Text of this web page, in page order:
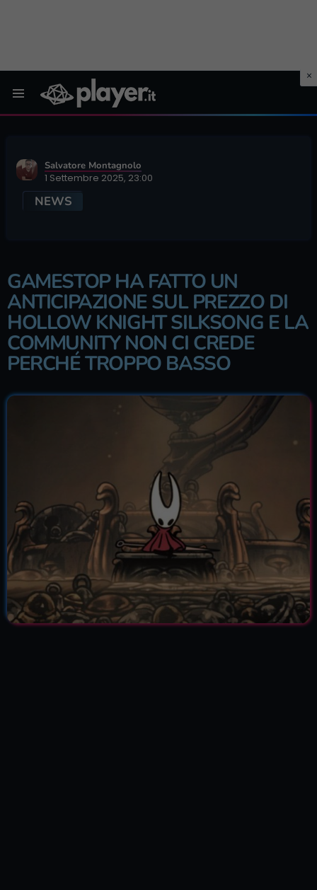
Salvatore Montagnolo
1 Settembre 2025, 23:00
NEWS
GAMESTOP HA FATTO UN
ANTICIPAZIONE SUL PREZZO DI
HOLLOW KNIGHT SILKSONG E LA
COMMUNITY NON CI CREDE
PERCHÉ TROPPO BASSO